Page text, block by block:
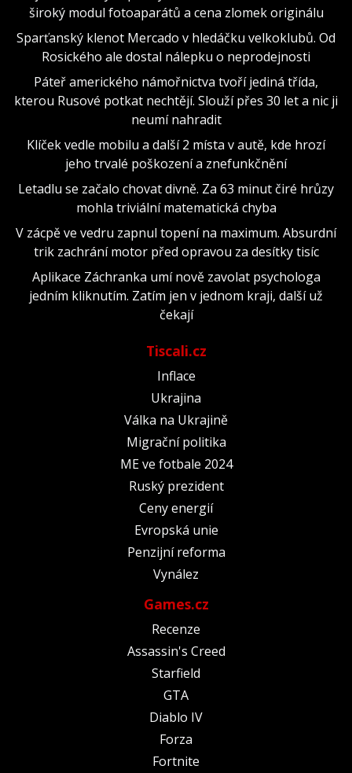
široký modul fotoaparátů a cena zlomek originálu
Sparťanský klenot Mercado v hledáčku velkoklubů. Od
Rosického ale dostal nálepku o neprodejnosti
Páteř amerického námořnictva tvoří jediná třída,
kterou Rusové potkat nechtějí. Slouží přes 30 let a nic ji
neumí nahradit
Klíček vedle mobilu a další 2 místa v autě, kde hrozí
jeho trvalé poškození a znefunkčnění
Letadlu se začalo chovat divně. Za 63 minut čiré hrůzy
mohla triviální matematická chyba
V zácpě ve vedru zapnul topení na maximum. Absurdní
trik zachrání motor před opravou za desítky tisíc
Aplikace Záchranka umí nově zavolat psychologa
jedním kliknutím. Zatím jen v jednom kraji, další už
čekají
Tiscali.cz
Inflace
Ukrajina
Válka na Ukrajině
Migrační politika
ME ve fotbale 2024
Ruský prezident
Ceny energií
Evropská unie
Penzijní reforma
Vynález
Games.cz
Recenze
Assassin's Creed
Starfield
GTA
Diablo IV
Forza
Fortnite